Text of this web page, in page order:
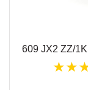
609 JX2 ZZ/